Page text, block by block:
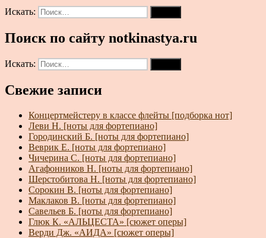
Искать:
Поиск по сайту notkinastya.ru
Искать:
Свежие записи
Концертмейстеру в классе флейты [подборка нот]
Леви Н. [ноты для фортепиано]
Городинский Б. [ноты для фортепиано]
Веврик Е. [ноты для фортепиано]
Чичерина С. [ноты для фортепиано]
Агафонников Н. [ноты для фортепиано]
Шерстобитова Н. [ноты для фортепиано]
Сорокин В. [ноты для фортепиано]
Маклаков В. [ноты для фортепиано]
Савельев Б. [ноты для фортепиано]
Глюк К. «АЛЬЦЕСТА» [сюжет оперы]
Верди Дж. «АИДА» [сюжет оперы]